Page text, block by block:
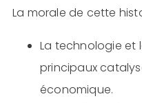
La morale de cette
La technologie et
principaux
économique.